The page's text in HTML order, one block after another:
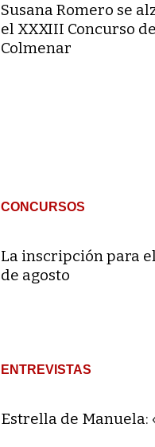
Susana Romero se
el XXXIII Concurso de
Colmenar
CONCURSOS
La inscripción para
de agosto
ENTREVISTAS
Estrella de Manuela: